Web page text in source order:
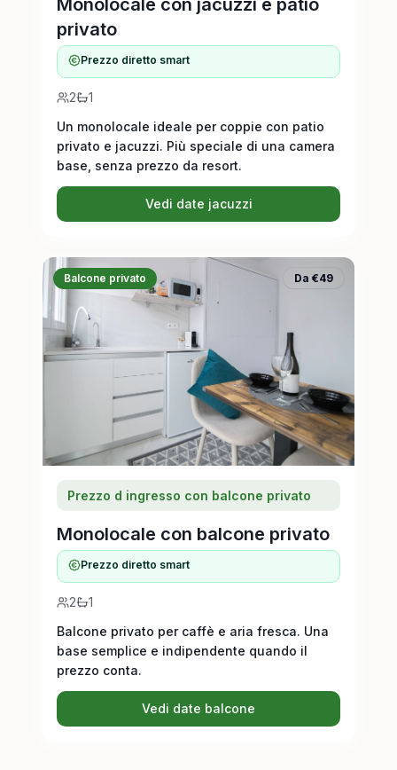
Monolocale con jacuzzi e patio
privato
Prezzo diretto smart
2
1
Un monolocale ideale per coppie con patio
privato e jacuzzi. Più speciale di una camera
base, senza prezzo da resort.
Vedi date jacuzzi
Balcone privato Da €49
Prezzo d ingresso con balcone privato
Monolocale con balcone privato
Prezzo diretto smart
2
1
Balcone privato per caffè e aria fresca. Una
base semplice e indipendente quando il
prezzo conta.
Vedi date balcone